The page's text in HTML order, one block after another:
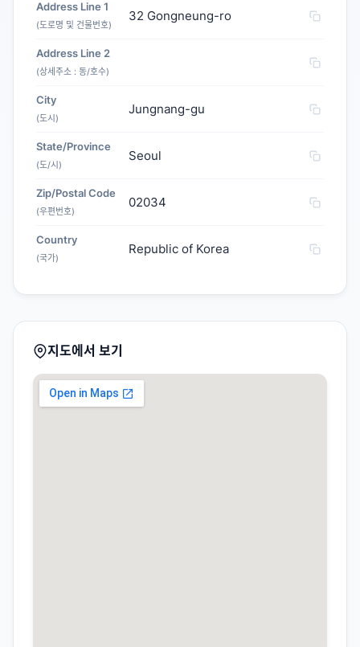
Address Line 1
(도로명 및 건물번호)
32 Gongneung-ro
Address Line 2
(상세주소 : 동/호수)
City
(도시)
Jungnang-gu
State/Province
(도/시)
Seoul
Zip/Postal Code
(우편번호)
02034
Country
(국가)
Republic of Korea
지도에서 보기